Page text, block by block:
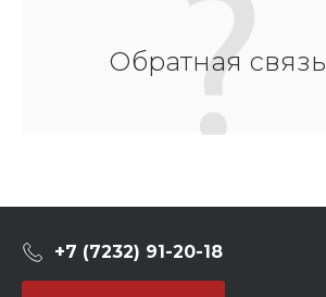
Обратная связь
+7 (7232) 91-20-18